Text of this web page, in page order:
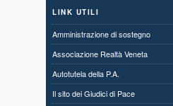
LINK UTILI
Amministrazione di sostegno
Associazione Realtà Veneta
Autotutela della P.A.
Il sito dei Giudici di Pace